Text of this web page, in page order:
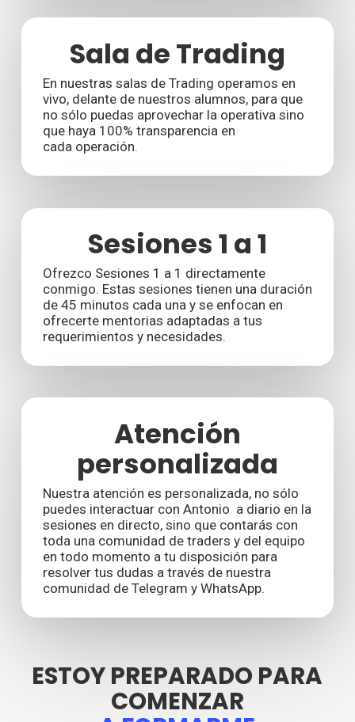
Sala de Trading
En nuestras salas de Trading operamos en
vivo, delante de nuestros alumnos, para que
no sólo puedas aprovechar la operativa sino
que haya 100% transparencia en
cada operación.
Sesiones 1 a 1
Ofrezco Sesiones 1 a 1 directamente
conmigo. Estas sesiones tienen una duración
de 45 minutos cada una y se enfocan en
ofrecerte mentorias adaptadas a tus
requerimientos y necesidades.
Atención
personalizada
Nuestra atención es personalizada, no sólo
puedes interactuar con Antonio a diario en la
sesiones en directo, sino que contarás con
toda una comunidad de traders y del equipo
en todo momento a tu disposición para
resolver tus dudas a través de nuestra
comunidad de Telegram y WhatsApp.
ESTOY PREPARADO PARA
COMENZAR